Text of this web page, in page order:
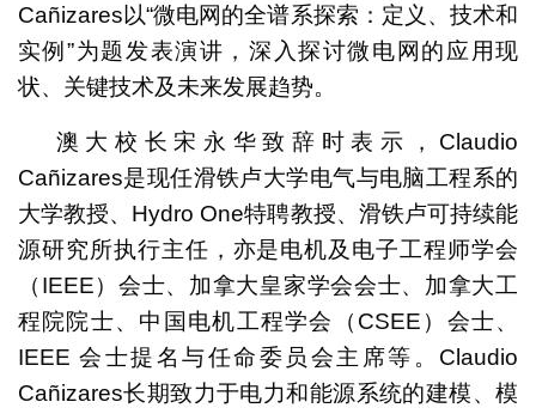
Cañizares以“微电网的全谱系探索：定义、技术和
实例”为题发表演讲，深入探讨微电网的应用现
状、关键技术及未来发展趋势。
澳大校长宋永华致辞时表示，Claudio
Cañizares是现任滑铁卢大学电气与电脑工程系的
大学教授、Hydro One特聘教授、滑铁卢可持续能
源研究所执行主任，亦是电机及电子工程师学会
（IEEE）会士、加拿大皇家学会会士、加拿大工
程院院士、中国电机工程学会（CSEE）会士、
IEEE 会士提名与任命委员会主席等。Claudio
Cañizares长期致力于电力和能源系统的建模、模